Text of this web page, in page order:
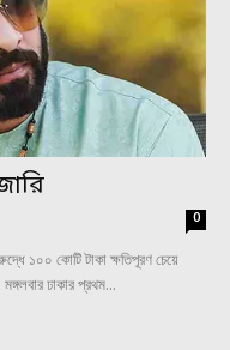
0
১০০ কোটি টাকা ক্ষতিপূরণ চেয়ে
ঢাকার প্রথম...